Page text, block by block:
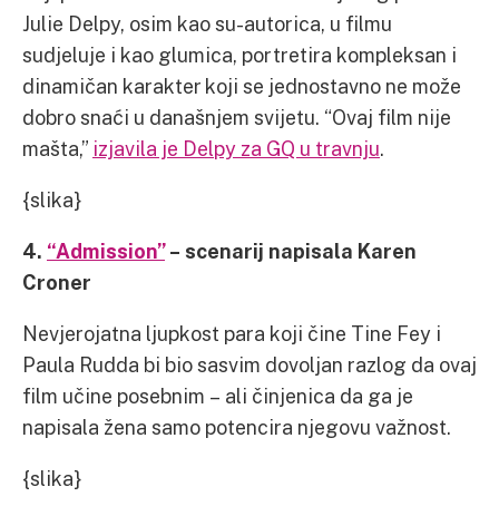
Julie Delpy, osim kao su-autorica, u filmu
sudjeluje i kao glumica, portretira kompleksan i
dinamičan karakter koji se jednostavno ne može
dobro snaći u današnjem svijetu. “Ovaj film nije
mašta,” izjavila je Delpy za GQ u travnju.
{slika}
4. “Admission”– scenarij napisala Karen
Croner
Nevjerojatna ljupkost para koji čine Tine Fey i
Paula Rudda bi bio sasvim dovoljan razlog da ovaj
film učine posebnim – ali činjenica da ga je
napisala žena samo potencira njegovu važnost.
{slika}